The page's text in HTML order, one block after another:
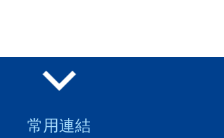
常用連結